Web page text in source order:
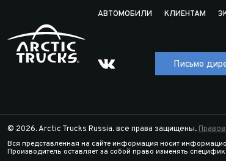
АВТОМОБИЛИ КЛИЕНТАМ
Письмо
© 2026. Arctic Trucks Russia. все права защищены.
Вся представленная на сайте информация носит
Производитель оставляет за собой право изменять